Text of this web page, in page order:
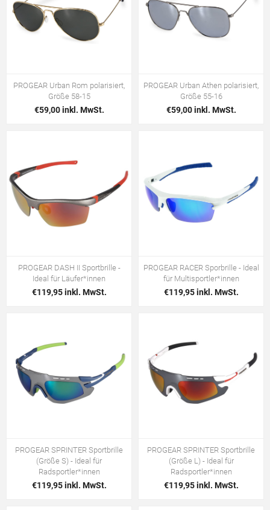
PROGEAR Urban Rom polarisiert,
Größe 58-15
€59,00 inkl. MwSt.
PROGEAR Urban Athen polarisiert,
Größe 55-16
€59,00 inkl. MwSt.
PROGEAR DASH II Sportbrille -
Ideal für Läufer*innen
€119,95 inkl. MwSt.
PROGEAR RACER Sporbrille - Ideal
für Multisportler*innen
€119,95 inkl. MwSt.
PROGEAR SPRINTER Sportbrille
(Größe S) - Ideal für
Radsportler*innen
€119,95 inkl. MwSt.
PROGEAR SPRINTER Sportbrille
(Größe L) - Ideal für
Radsportler*innen
€119,95 inkl. MwSt.